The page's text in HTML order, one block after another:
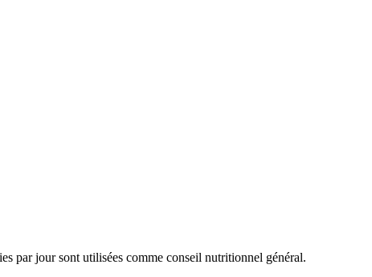
par jour sont utilisées comme conseil nutritionnel général.